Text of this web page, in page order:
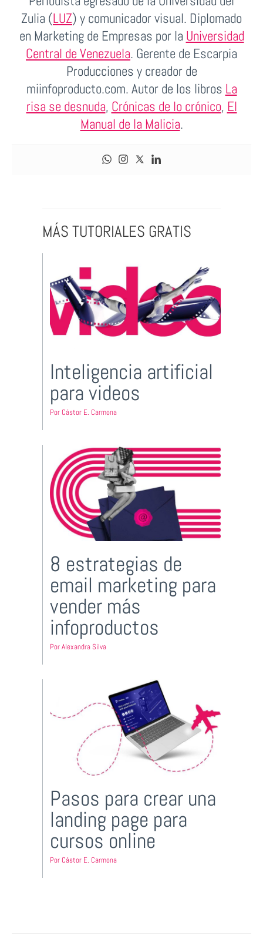
Zulia (LUZ) y comunicador visual. Diplomado
en Marketing de Empresas por la Universidad
Central de Venezuela. Gerente de Escarpia
Producciones y creador de
miinfoproducto.com. Autor de los libros La
risa se desnuda, Crónicas de lo crónico, El
Manual de la Malicia.
MÁS TUTORIALES GRATIS
Inteligencia artificial
para videos
Por Cástor E. Carmona
8 estrategias de
email marketing para
vender más
infoproductos
PorAlexandra Silva
Pasos para crear una
landing page para
cursos online
Por Cástor E. Carmona